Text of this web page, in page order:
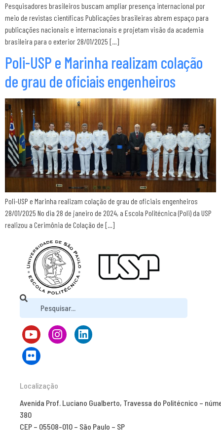
Pesquisadores brasileiros buscam ampliar presença internacional por
meio de revistas científicas Publicações brasileiras abrem espaço para
publicações nacionais e internacionais e projetam visão da academia
brasileira para o exterior 28/01/2025 […]
Poli-USP e Marinha realizam colação
de grau de oficiais engenheiros
Poli-USP e Marinha realizam colação de grau de oficiais engenheiros
28/01/2025 No dia 28 de janeiro de 2024, a Escola Politécnica (Poli) da USP
realizou a Cerimônia de Colação de […]
Localização
Avenida Prof. Luciano Gualberto, Travessa do Politécnico –
380
CEP – 05508-010 – São Paulo – SP